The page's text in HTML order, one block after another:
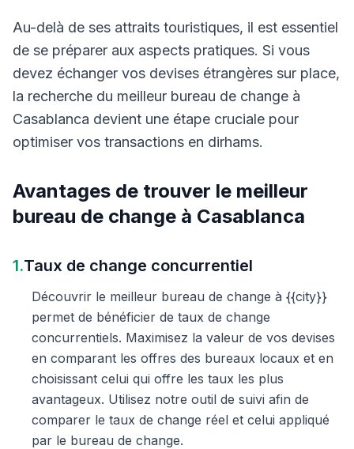
Au-delà de ses attraits touristiques, il est essentiel
de se préparer aux aspects pratiques. Si vous
devez échanger vos devises étrangères sur place,
la recherche du meilleur bureau de change à
Casablanca devient une étape cruciale pour
optimiser vos transactions en dirhams.
Avantages de trouver le meilleur
bureau de change à Casablanca
1.Taux de change concurrentiel
Découvrir le meilleur bureau de change à {{city}}
permet de bénéficier de taux de change
concurrentiels. Maximisez la valeur de vos devises
en comparant les offres des bureaux locaux et en
choisissant celui qui offre les taux les plus
avantageux. Utilisez notre outil de suivi afin de
comparer le taux de change réel et celui appliqué
par le bureau de change.